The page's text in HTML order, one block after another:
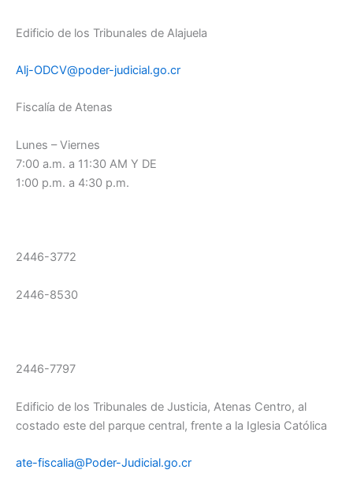
Edificio de los Tribunales de Alajuela
Alj-ODCV@poder-judicial.go.cr
Fiscalía de Atenas
Lunes – Viernes
7:00 a.m. a 11:30 AM Y DE
1:00 p.m. a 4:30 p.m.
2446-3772
2446-8530
2446-7797
Edificio de los Tribunales de Justicia, Atenas Centro, al
costado este del parque central, frente a la Iglesia Católica
ate-fiscalia@Poder-Judicial.go.cr